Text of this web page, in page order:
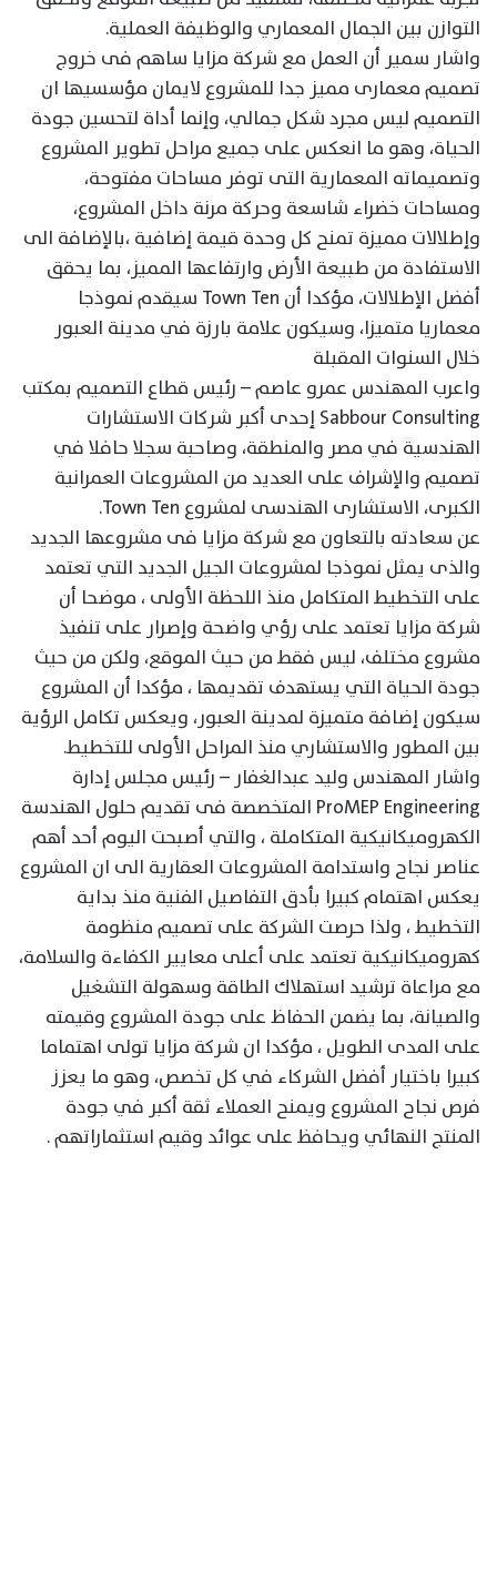
التوازن بين الجمال المعماري والوظيفة العملية.
واشار سمير أن العمل مع شركة مزايا ساهم فى خروج
تصميم معمارى مميز جدا للمشروع لايمان مؤسسيها ان
التصميم ليس مجرد شكل جمالي، وإنما أداة لتحسين جودة
الحياة، وهو ما انعكس على جميع مراحل تطوير المشروع
وتصميماته المعمارية التى توفر مساحات مفتوحة،
ومساحات خضراء شاسعة وحركة مرنة داخل المشروع،
وإطلالات مميزة تمنح كل وحدة قيمة إضافية ،بالإضافة الى
الاستفادة من طبيعة الأرض وارتفاعها المميز، بما يحقق
أفضل الإطلالات، مؤكدا أن Town Ten سيقدم نموذجا
معماريا متميزا، وسيكون علامة بارزة في مدينة العبور
خلال السنوات المقبلة
واعرب المهندس عمرو عاصم – رئيس قطاع التصميم بمكتب
Sabbour Consulting إحدى أكبر شركات الاستشارات
الهندسية في مصر والمنطقة، وصاحبة سجلا حافلا في
تصميم والإشراف على العديد من المشروعات العمرانية
الكبرى، الاستشارى الهندسى لمشروع Town Ten.
عن سعادته بالتعاون مع شركة مزايا فى مشروعها الجديد
والذى يمثل نموذجا لمشروعات الجيل الجديد التي تعتمد
على التخطيط المتكامل منذ اللحظة الأولى ، موضحا أن
شركة مزايا تعتمد على رؤي واضحة وإصرار على تنفيذ
مشروع مختلف، ليس فقط من حيث الموقع، ولكن من حيث
جودة الحياة التي يستهدف تقديمها ، مؤكدا أن المشروع
سيكون إضافة متميزة لمدينة العبور، ويعكس تكامل الرؤية
بين المطور والاستشاري منذ المراحل الأولى للتخطيط.
واشار المهندس وليد عبدالغفار – رئيس مجلس إدارة
ProMEP Engineering المتخصصة فى تقديم حلول الهندسة
الكهروميكانيكية المتكاملة ، والتي أصبحت اليوم أحد أهم
عناصر نجاح واستدامة المشروعات العقارية الى ان المشروع
يعكس اهتمام كبيرا بأدق التفاصيل الفنية منذ بداية
التخطيط ، ولذا حرصت الشركة على تصميم منظومة
كهروميكانيكية تعتمد على أعلى معايير الكفاءة والسلامة،
مع مراعاة ترشيد استهلاك الطاقة وسهولة التشغيل
والصيانة، بما يضمن الحفاظ على جودة المشروع وقيمته
على المدى الطويل ، مؤكدا ان شركة مزايا تولى اهتماما
كبيرا باختيار أفضل الشركاء في كل تخصص، وهو ما يعزز
فرص نجاح المشروع ويمنح العملاء ثقة أكبر في جودة
المنتج النهائي ويحافظ على عوائد وقيم استثماراتهم .